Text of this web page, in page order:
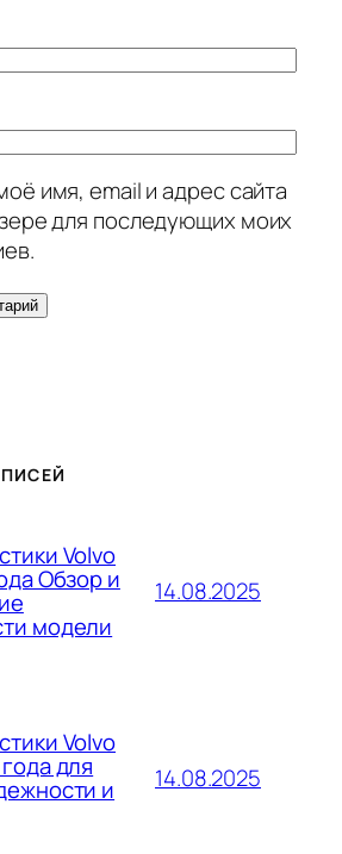
имя, email и адрес сайта
для последующих моих
Volvo
Обзор и
модели
14.08.2025
Volvo
для
и 14.08.2025